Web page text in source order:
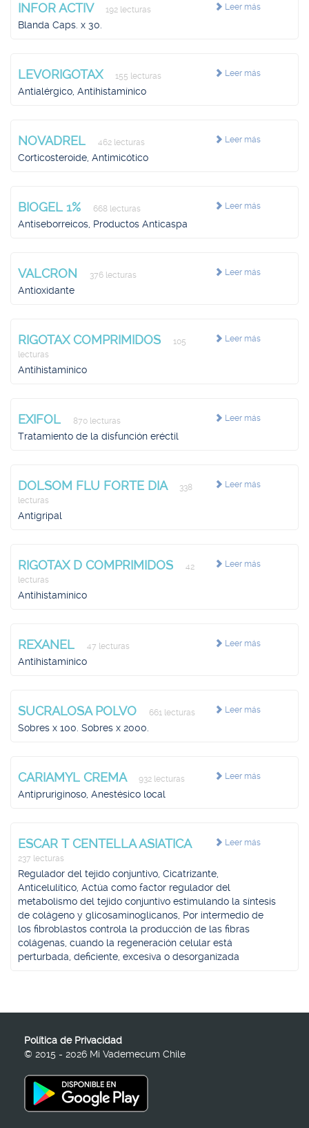
Leer más
INFOR ACTIV 192 lecturas
Blanda Caps. x 30.
Leer más
LEVORIGOTAX 155 lecturas
Antialérgico, Antihistamínico
Leer más
NOVADREL 462 lecturas
Corticosteroide, Antimicótico
Leer más
BIOGEL 1% 668 lecturas
Antiseborreicos, Productos Anticaspa
Leer más
VALCRON 376 lecturas
Antioxidante
Leer más
RIGOTAX COMPRIMIDOS
105
lecturas
Antihistamínico
Leer más
EXIFOL 870 lecturas
Tratamiento de la disfunción eréctil
Leer más
DOLSOM FLU FORTE DIA
338
lecturas
Antigripal
Leer más
RIGOTAX D COMPRIMIDOS
42
lecturas
Antihistamínico
Leer más
REXANEL 47 lecturas
Antihistamínico
Leer más
SUCRALOSA POLVO 661 lecturas
Sobres x 100. Sobres x 2000.
Leer más
CARIAMYL CREMA 932 lecturas
Antipruriginoso, Anestésico local
Leer más
ESCAR T CENTELLA ASIATICA
237 lecturas
Regulador del tejido conjuntivo, Cicatrizante,
Anticelulítico, Actúa como factor regulador del
metabolismo del tejido conjuntivo estimulando la síntesis
de colágeno y glicosaminoglicanos, Por intermedio de
los fibroblastos controla la producción de las fibras
colágenas, cuando la regeneración celular está
perturbada, deficiente, excesiva o desorganizada
Política de Privacidad
© 2015 - 2026 Mi Vademecum Chile